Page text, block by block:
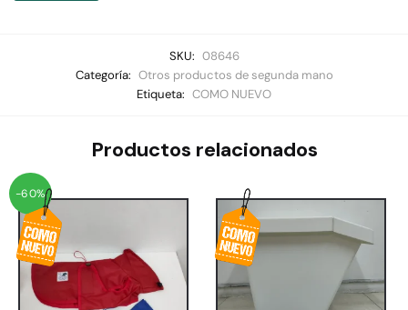
SKU: 08646
Categoría: Otros productos de segunda mano
Etiqueta: COMO NUEVO
Productos relacionados
-60%